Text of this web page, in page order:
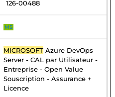
126-00488
MS
MICROSOFT Azure DevOps
Server - CAL par Utilisateur -
Entreprise - Open Value
Souscription - Assurance +
Licence